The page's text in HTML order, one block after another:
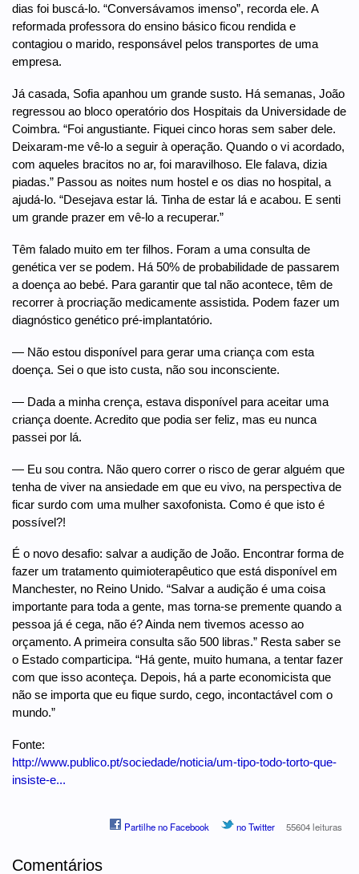
dias foi buscá-lo. “Conversávamos imenso”, recorda ele. A
reformada professora do ensino básico ficou rendida e
contagiou o marido, responsável pelos transportes de uma
empresa.
Já casada, Sofia apanhou um grande susto. Há semanas, João
regressou ao bloco operatório dos Hospitais da Universidade de
Coimbra. “Foi angustiante. Fiquei cinco horas sem saber dele.
Deixaram-me vê-lo a seguir à operação. Quando o vi acordado,
com aqueles bracitos no ar, foi maravilhoso. Ele falava, dizia
piadas.” Passou as noites num hostel e os dias no hospital, a
ajudá-lo. “Desejava estar lá. Tinha de estar lá e acabou. E senti
um grande prazer em vê-lo a recuperar.”
Têm falado muito em ter filhos. Foram a uma consulta de
genética ver se podem. Há 50% de probabilidade de passarem
a doença ao bebé. Para garantir que tal não acontece, têm de
recorrer à procriação medicamente assistida. Podem fazer um
diagnóstico genético pré-implantatório.
— Não estou disponível para gerar uma criança com esta
doença. Sei o que isto custa, não sou inconsciente.
— Dada a minha crença, estava disponível para aceitar uma
criança doente. Acredito que podia ser feliz, mas eu nunca
passei por lá.
— Eu sou contra. Não quero correr o risco de gerar alguém que
tenha de viver na ansiedade em que eu vivo, na perspectiva de
ficar surdo com uma mulher saxofonista. Como é que isto é
possível?!
É o novo desafio: salvar a audição de João. Encontrar forma de
fazer um tratamento quimioterapêutico que está disponível em
Manchester, no Reino Unido. “Salvar a audição é uma coisa
importante para toda a gente, mas torna-se premente quando a
pessoa já é cega, não é? Ainda nem tivemos acesso ao
orçamento. A primeira consulta são 500 libras.” Resta saber se
o Estado comparticipa. “Há gente, muito humana, a tentar fazer
com que isso aconteça. Depois, há a parte economicista que
não se importa que eu fique surdo, cego, incontactável com o
mundo.”
Fonte:
http://www.publico.pt/sociedade/noticia/um-tipo-todo-torto-que-
insiste-e...
Partilhe no Facebook no Twitter 55604 leituras
Comentários